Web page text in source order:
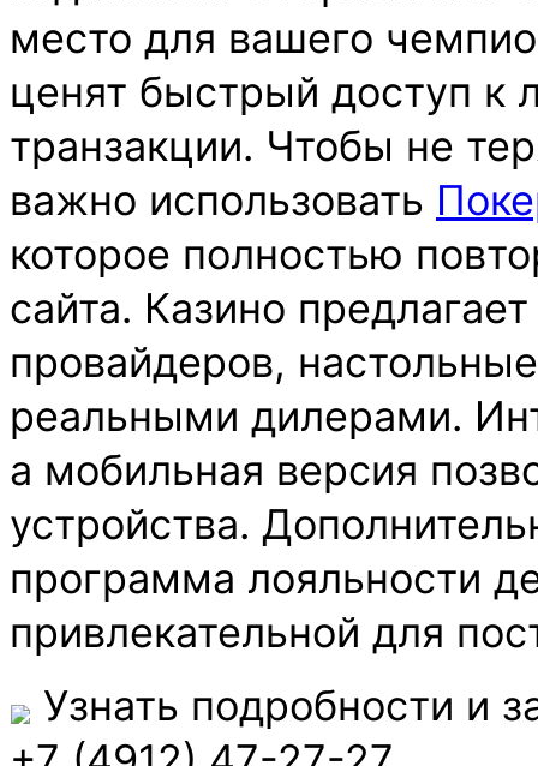
место для вашего
ценят быстрый доступ
транзакции. Чтобы не
важно использовать
которое полностью
сайта. Казино
провайдеров,
реальными дилерами.
а мобильная версия
устройства.
программа лояльности
привлекательной для
Узнать подробности и